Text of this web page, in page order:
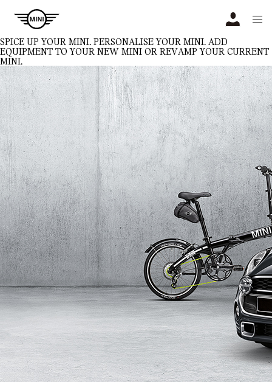
SPICE UP YOUR MINI. PERSONALISE YOUR MINI. ADD
EQUIPMENT TO YOUR NEW MINI OR REVAMP YOUR CURRENT
MINI.